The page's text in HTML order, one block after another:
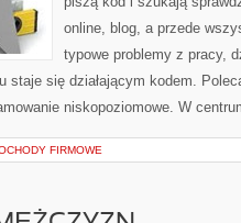
online, blog, a przede
typowe problemy z pracy,
staje się działającym kodem.
niskopoziomowe. W
FIRMOWE